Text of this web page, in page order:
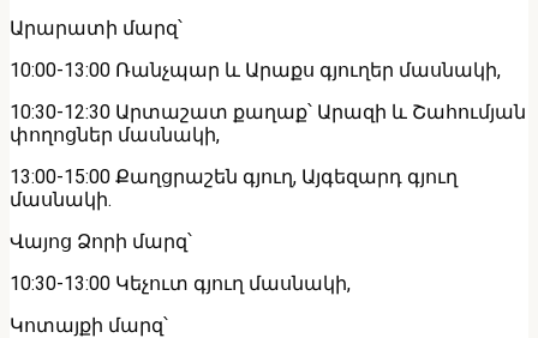
Արարատի մարզ՝
10:00-13:00 Ռանչպար և Արաքս գյուղեր մասնակի,
10:30-12:30 Արտաշատ քաղաք՝ Արազի և Շահումյան
փողոցներ մասնակի,
13:00-15:00 Քաղցրաշեն գյուղ, Այգեզարդ գյուղ
մասնակի.
Վայոց Ձորի մարզ՝
10:30-13:00 Կեչուտ գյուղ մասնակի,
Կոտայքի մարզ՝